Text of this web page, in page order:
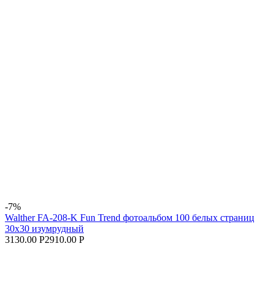
-7%
Walther FA-208-K Fun Trend фотоальбом 100 белых страниц
30x30 изумрудный
3130.00 Р2910.00 Р